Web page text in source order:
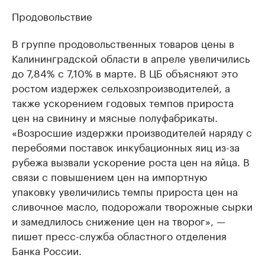
Продовольствие
В группе продовольственных товаров цены в
Калининградской области в апреле увеличились
до 7,84% с 7,10% в марте. В ЦБ объясняют это
ростом издержек сельхозпроизводителей, а
также ускорением годовых темпов прироста
цен на свинину и мясные полуфабрикаты.
«Возросшие издержки производителей наряду с
перебоями поставок инкубационных яиц из-за
рубежа вызвали ускорение роста цен на яйца. В
связи с повышением цен на импортную
упаковку увеличились темпы прироста цен на
сливочное масло, подорожали творожные сырки
и замедлилось снижение цен на творог», —
пишет пресс-служба областного отделения
Банка России.